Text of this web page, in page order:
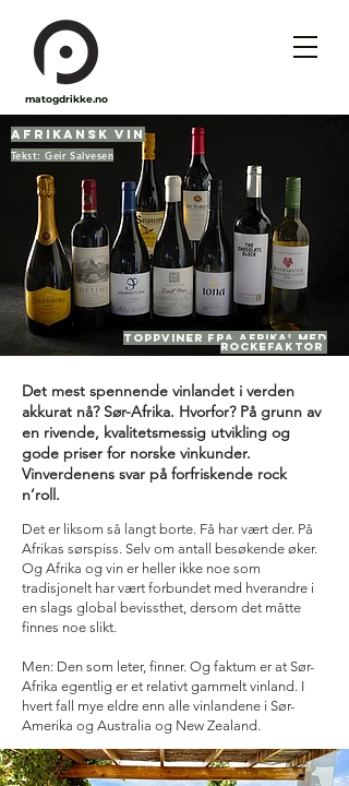
matogdrikke.no
AFRIKANSK ViN
Tekst: Geir Salvesen
Toppviner fra Afrika! Med
rockefaktor
Det mest spennende vinlandet i verden
akkurat nå? Sør-Afrika. Hvorfor? På grunn av
en rivende, kvalitetsmessig utvikling og
gode priser for norske vinkunder.
Vinverdenens svar på forfriskende rock
n’roll.
Det er liksom så langt borte. Få har vært der. På
Afrikas sørspiss. Selv om antall besøkende øker.
Og Afrika og vin er heller ikke noe som
tradisjonelt har vært forbundet med hverandre i
en slags global bevissthet, dersom det måtte
finnes noe slikt.
Men: Den som leter, finner. Og faktum er at Sør-
Afrika egentlig er et relativt gammelt vinland. I
hvert fall mye eldre enn alle vinlandene i Sør-
Amerika og Australia og New Zealand.